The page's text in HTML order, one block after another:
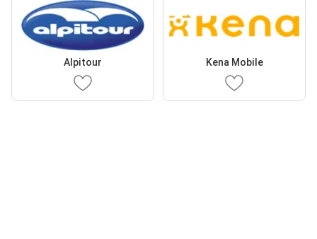
Alpitour Kena Mobile